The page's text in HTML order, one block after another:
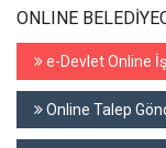
ONLINE
e-Devlet Online
Online Talep